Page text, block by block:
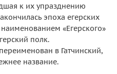
к их упразднению
эпоха егерских
«Егерского»
полк.
в Гатчинский,
название.